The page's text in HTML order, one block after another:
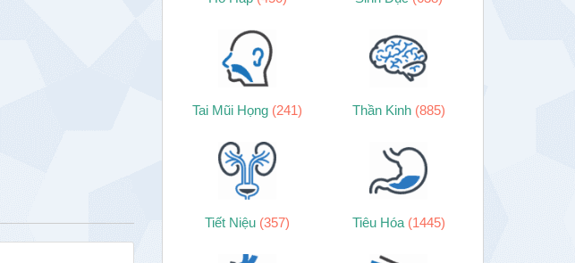
Tai Mũi Họng (241) Thần Kinh (885)
Tiết Niệu (357) Tiêu Hóa (1445)